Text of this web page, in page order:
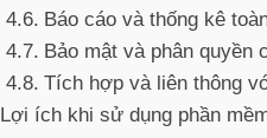
Báo cáo và thống kê
Bảo mật và phân quyền
Tích hợp và liên thông
Lợi ích khi sử dụng phần